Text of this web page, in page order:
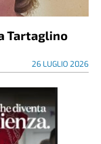
Tartaglino
26 LUGLIO 2026